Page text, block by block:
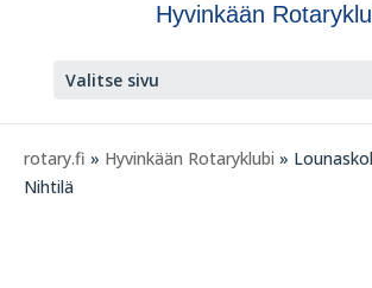
Hyvinkään
Valitse sivu
rotary.fi » Hyvinkään Rotaryklubi »
Nihtilä